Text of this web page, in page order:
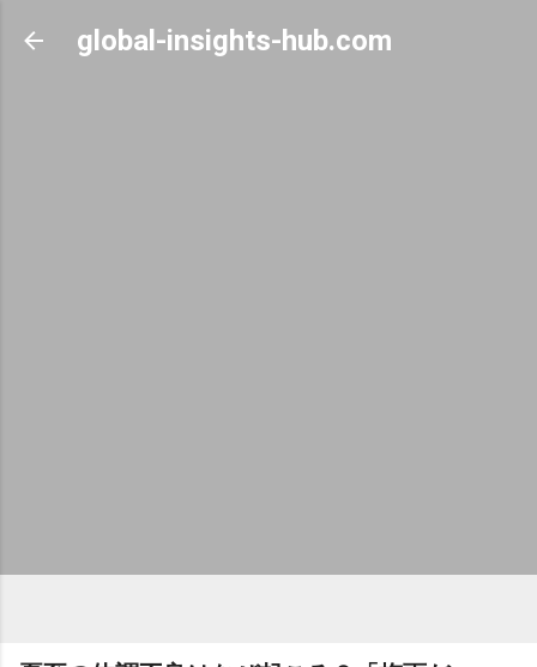
Skip to main content
global-insights-hub.com